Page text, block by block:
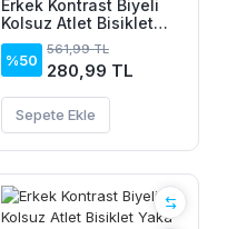
Erkek Kontrast Biyeli
Kolsuz Atlet Bisiklet
Yaka Yazlık Basic Atlet
- Gri
%50
561,99 TL
280,99 TL
Sepete Ekle